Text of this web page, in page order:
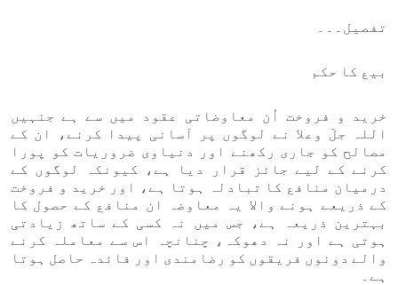
تفصیل۔۔۔
بیع کا حکم
خرید و فروخت اُن معاوضاتی عقود میں سے ہے جنہیں
اللہ جلّ وعلا نے لوگوں پر آسانی پیدا کرنے، ان کے
مصالح کو جاری رکھنے اور دنیاوی ضروریات کو پورا
کرنے کے لیے جائز قرار دیا ہے، کیونکہ لوگوں کے
درمیان منافع کا تبادلہ ہوتا ہے، اور خرید و فروخت
کے ذریعے ہونے والا یہ معاوضہ ان منافع کے حصول کا
بہترین ذریعہ ہے، جس میں نہ کسی کے ساتھ زیادتی
ہوتی ہے اور نہ دھوکہ، چنانچہ اس سے معاملہ کرنے
والے دونوں فریقوں کو رضامندی اور فائدہ حاصل ہوتا
ہے۔